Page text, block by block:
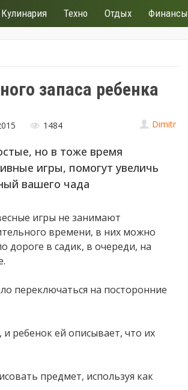
Кулинария Техно Отдых Финансы
запаса ребенка
1484 Dimitr
но в тоже время
игры, помогут увеличь
вашего чада
игры не занимают
времени, в них можно
дороге в садик, в очереди, на
переключаться на посторонние
ребенок ей описывает, что их
предмет, используя как